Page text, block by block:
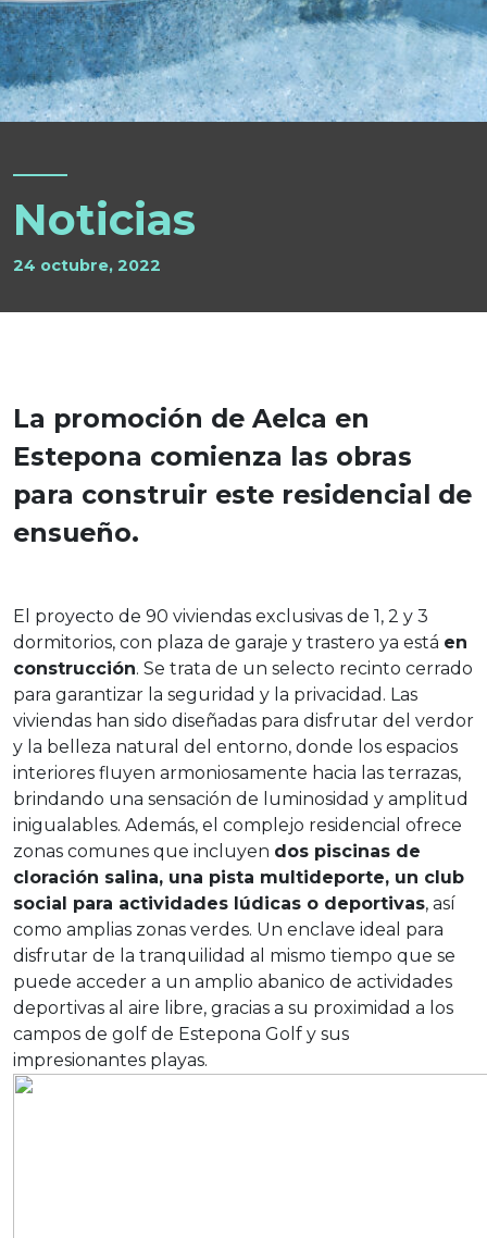
Noticias
24 octubre, 2022
La promoción de Aelca en
Estepona comienza las obras
para construir este residencial de
ensueño.
El proyecto de 90 viviendas exclusivas de 1, 2 y 3
dormitorios, con plaza de garaje y trastero ya está en
construcción. Se trata de un selecto recinto cerrado
para garantizar la seguridad y la privacidad. Las
viviendas han sido diseñadas para disfrutar del verdor
y la belleza natural del entorno, donde los espacios
interiores fluyen armoniosamente hacia las terrazas,
brindando una sensación de luminosidad y amplitud
inigualables. Además, el complejo residencial ofrece
zonas comunes que incluyen dos piscinas de
cloración salina, una pista multideporte, un club
social para actividades lúdicas o deportivas, así
como amplias zonas verdes. Un enclave ideal para
disfrutar de la tranquilidad al mismo tiempo que se
puede acceder a un amplio abanico de actividades
deportivas al aire libre, gracias a su proximidad a los
campos de golf de Estepona Golf y sus
impresionantes playas.